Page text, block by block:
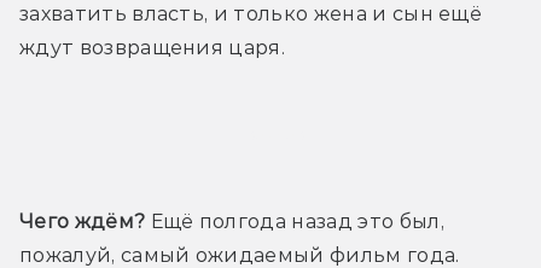
захватить власть, и только жена и сын ещё
ждут возвращения царя.
Чего ждём? Ещё полгода назад это был,
пожалуй, самый ожидаемый фильм года.